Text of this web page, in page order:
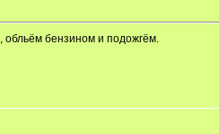
обльём бензином и подожгём.